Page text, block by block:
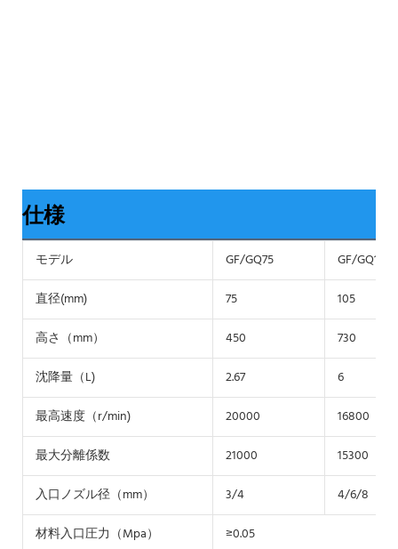
仕様
モデル GF/GQ75
GF/GQ105
直径(mm)
75
105
高さ（mm）
450
730
沈降量（L)
2.67
6
最高速度（r/min)
20000
16800
最大分離係数
21000
15300
入口ノズル径（mm）
3/4
4/6/8
材料入口圧力（Mpa）
≥0.05